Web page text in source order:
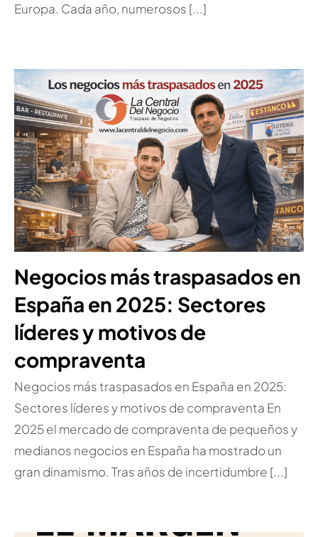
Europa. Cada año, numerosos [...]
Negocios más traspasados en
España en 2025: Sectores
líderes y motivos de
compraventa
Negocios más traspasados en España en 2025:
Sectores líderes y motivos de compraventa En
2025 el mercado de compraventa de pequeños y
medianos negocios en España ha mostrado un
gran dinamismo. Tras años de incertidumbre [...]